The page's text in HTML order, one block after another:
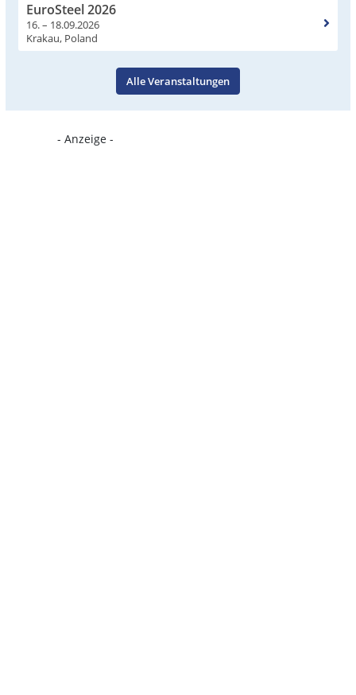
EuroSteel 2026
16. – 18.09.2026
Krakau, Poland
Alle Veranstaltungen
- Anzeige -